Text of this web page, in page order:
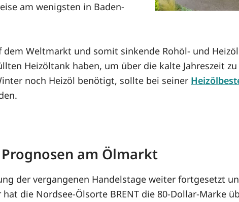
am wenigsten in Baden-
Weltmarkt und somit sinkende Rohöl- und
Heizöltank haben, um über die kalte Jahreszeit
noch Heizöl benötigt, sollte bei seiner
am Ölmarkt
der vergangenen Handelstage weiter fortgesetzt
die Nordsee-Ölsorte BRENT die 80-Dollar-Marke